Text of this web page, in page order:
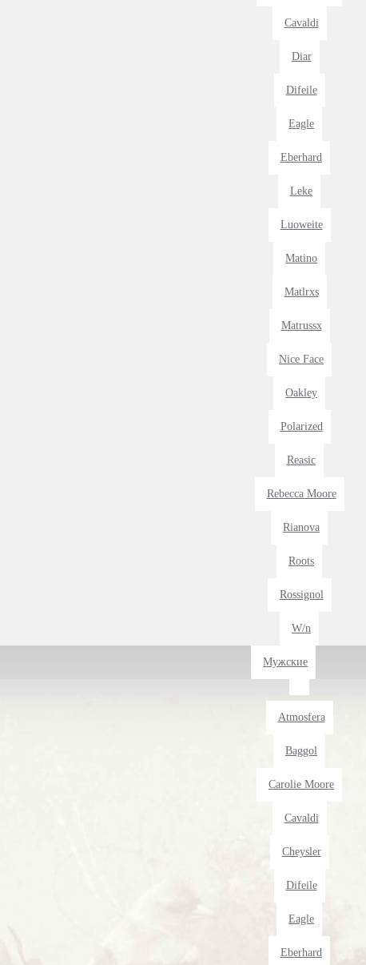
Cavaldi
Diar
Difeile
Eagle
Eberhard
Leke
Luoweite
Matino
Matlrxs
Matrussx
Nice Face
Oakley
Polarized
Reasic
Rebecca Moore
Rianova
Roots
Rossignol
W/n
Мужские
Atmosfera
Baggol
Carolie Moore
Cavaldi
Cheysler
Difeile
Eagle
Eberhard